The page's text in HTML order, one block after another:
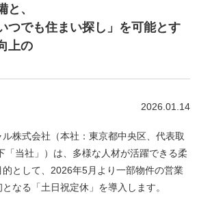
、
つでも住まい探し」を可能とす
上の
2026.01.14
株式会社（本社：東京都中央区、代表取
「当社」）は、多様な人材が活躍できる柔
として、2026年5月より一部物件の営業
なる「土日祝定休」を導入します。